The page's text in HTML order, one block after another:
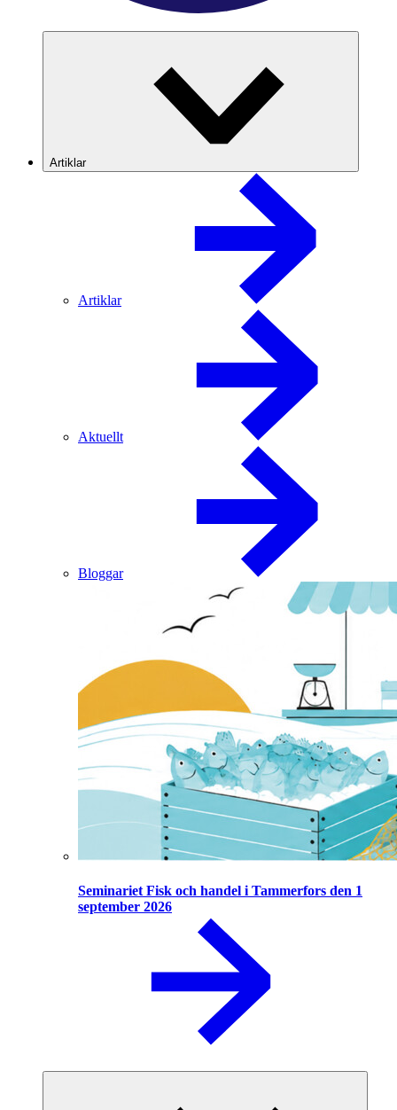
Artiklar
Artiklar
Aktuellt
Bloggar
Seminariet Fisk och handel i Tammerfors den 1
september 2026